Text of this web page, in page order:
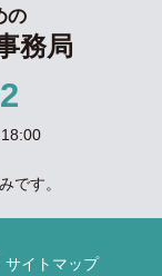
の
務局
です。
サイトマップ